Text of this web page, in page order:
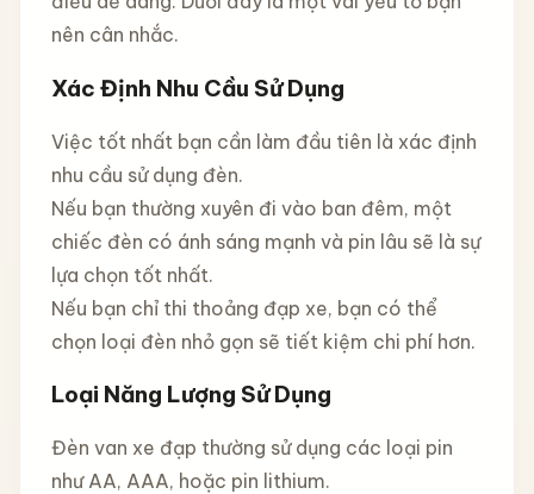
nên cân nhắc.
Xác Định Nhu Cầu Sử Dụng
Việc tốt nhất bạn cần làm đầu tiên là xác định
nhu cầu sử dụng đèn.
Nếu bạn thường xuyên đi vào ban đêm, một
chiếc đèn có ánh sáng mạnh và pin lâu sẽ là sự
lựa chọn tốt nhất.
Nếu bạn chỉ thi thoảng đạp xe, bạn có thể
chọn loại đèn nhỏ gọn sẽ tiết kiệm chi phí hơn.
Loại Năng Lượng Sử Dụng
Đèn van xe đạp thường sử dụng các loại pin
như AA, AAA, hoặc pin lithium.